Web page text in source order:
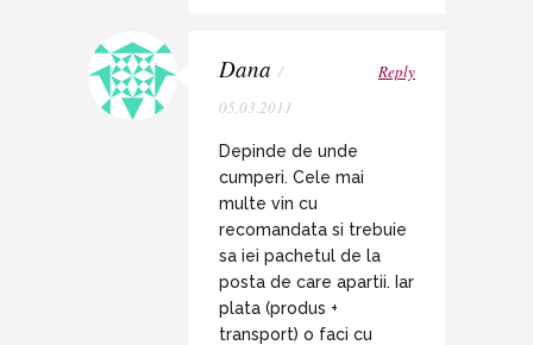
Dana /
05.03.2011
Reply
Depinde de unde
cumperi. Cele mai
multe vin cu
recomandata si trebuie
sa iei pachetul de la
posta de care apartii. Iar
plata (produs +
transport) o faci cu